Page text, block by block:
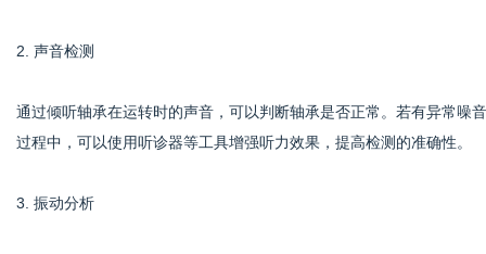
2. 声音检测
通过倾听轴承在运转时的声音，可以判断轴承是否正常。若有异常噪
过程中，可以使用听诊器等工具增强听力效果，提高检测的准确性。
3. 振动分析